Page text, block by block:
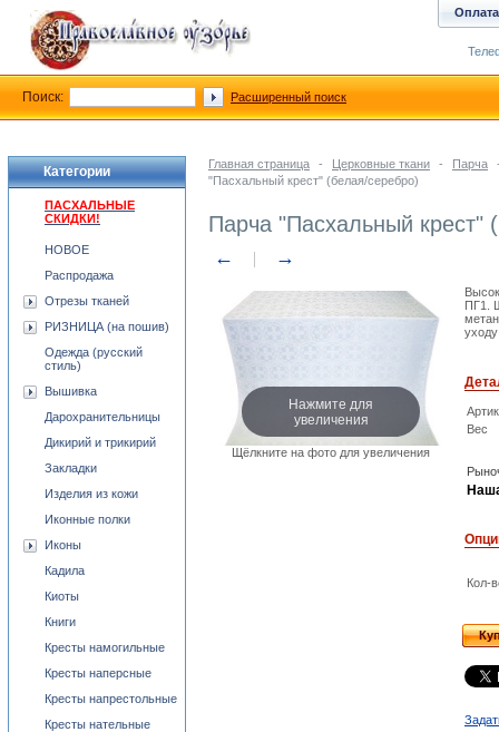
Главная страница - Церковные ткани - Парча
"Пасхальный крест" (белая/серебро)
Парча "Пасхальный крест"
← →
Нажмите для
увеличения
Щёлкните на фото для увеличения
ПГ1.
Вес
Кол-
Категории
ПАСХАЛЬНЫЕ
СКИДКИ!
НОВОЕ
Распродажа
Отрезы тканей
РИЗНИЦА (на пошив)
Одежда (русский
стиль)
Вышивка
Дарохранительницы
Дикирий и трикирий
Закладки
Изделия из кожи
Иконные полки
Иконы
Кадила
Киоты
Книги
Кресты намогильные
Кресты наперсные
Кресты напрестольные
Кресты нательные
Оплата
Поиск: Расширенный поиск